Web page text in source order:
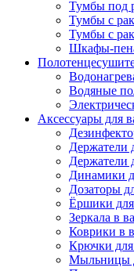
Тумбы под
Тумбы с
Тумбы с
Шкафы-
Водяные
Аксессуары для
Держатели
Держатели
Динамики
Дозаторы
Ёршики для
Зеркала в
Коврики в
Крючки
Мыльницы